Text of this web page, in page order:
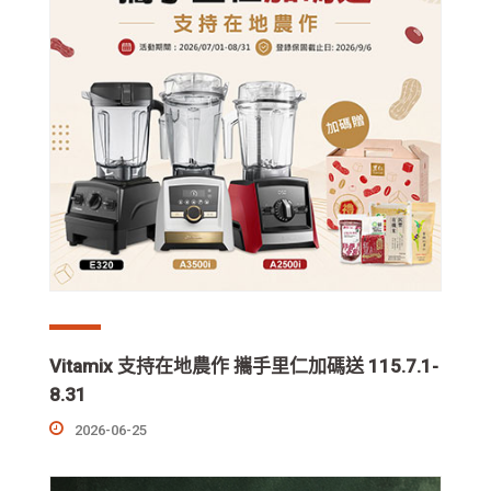
Vitamix 支持在地農作 攜手里仁加碼送 115.7.1-
8.31
2026-06-25